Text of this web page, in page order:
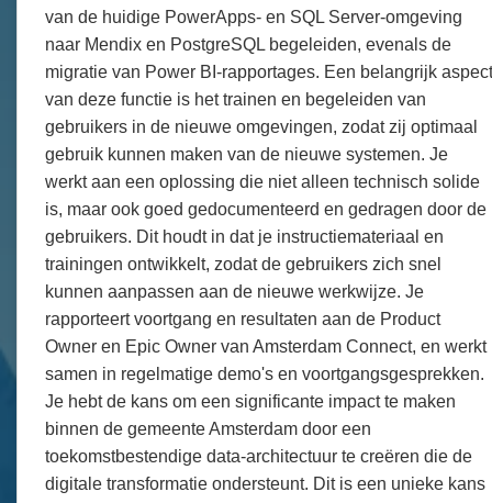
van de huidige PowerApps- en SQL Server-omgeving
naar Mendix en PostgreSQL begeleiden, evenals de
migratie van Power BI-rapportages. Een belangrijk aspect
van deze functie is het trainen en begeleiden van
gebruikers in de nieuwe omgevingen, zodat zij optimaal
gebruik kunnen maken van de nieuwe systemen. Je
werkt aan een oplossing die niet alleen technisch solide
is, maar ook goed gedocumenteerd en gedragen door de
gebruikers. Dit houdt in dat je instructiemateriaal en
trainingen ontwikkelt, zodat de gebruikers zich snel
kunnen aanpassen aan de nieuwe werkwijze. Je
rapporteert voortgang en resultaten aan de Product
Owner en Epic Owner van Amsterdam Connect, en werkt
samen in regelmatige demo's en voortgangsgesprekken.
Je hebt de kans om een significante impact te maken
binnen de gemeente Amsterdam door een
toekomstbestendige data-architectuur te creëren die de
digitale transformatie ondersteunt. Dit is een unieke kans